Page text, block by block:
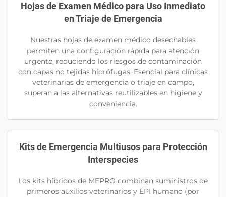
Hojas de Examen Médico para Uso Inmediato
en Triaje de Emergencia
Nuestras hojas de examen médico desechables
permiten una configuración rápida para atención
urgente, reduciendo los riesgos de contaminación
con capas no tejidas hidrófugas. Esencial para clínicas
veterinarias de emergencia o triaje en campo,
superan a las alternativas reutilizables en higiene y
conveniencia.
Kits de Emergencia Multiusos para Protección
Interspecies
Los kits híbridos de MEPRO combinan suministros de
primeros auxilios veterinarios y EPI humano (por